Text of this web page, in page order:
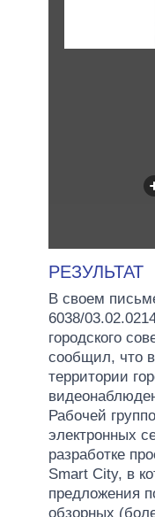
РЕЗУЛЬТАТ
В своем
6038/
городского
сообщил, что
территории
Рабочей
электронных
разработке
Smart City, в
предложения
обзорных